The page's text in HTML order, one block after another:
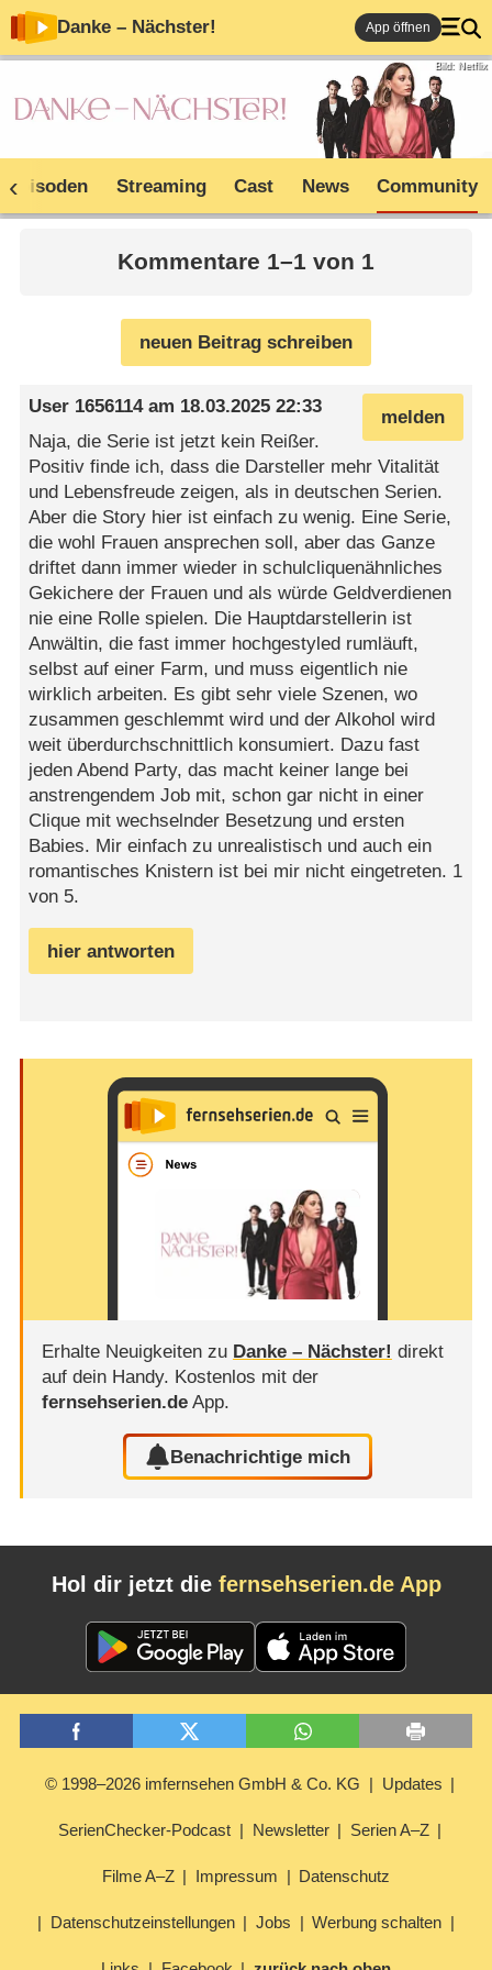
Danke – Nächster! App öffnen
Bild: Netflix
Episoden Streaming Cast News Community
Kommentare 1–1 von 1
neuen Beitrag schreiben
melden
User 1656114am 18.03.2025 22:33
Naja, die Serie ist jetzt kein Reißer.
Positiv finde ich, dass die Darsteller mehr Vitalität
und Lebensfreude zeigen, als in deutschen Serien.
Aber die Story hier ist einfach zu wenig. Eine Serie,
die wohl Frauen ansprechen soll, aber das Ganze
driftet dann immer wieder in schulcliquenähnliches
Gekichere der Frauen und als würde Geldverdienen
nie eine Rolle spielen. Die Hauptdarstellerin ist
Anwältin, die fast immer hochgestyled rumläuft,
selbst auf einer Farm, und muss eigentlich nie
wirklich arbeiten. Es gibt sehr viele Szenen, wo
zusammen geschlemmt wird und der Alkohol wird
weit überdurchschnittlich konsumiert. Dazu fast
jeden Abend Party, das macht keiner lange bei
anstrengendem Job mit, schon gar nicht in einer
Clique mit wechselnder Besetzung und ersten
Babies. Mir einfach zu unrealistisch und auch ein
romantisches Knistern ist bei mir nicht eingetreten. 1
von 5.
hier antworten
Erhalte Neuigkeiten zu Danke – Nächster! direkt
auf dein Handy. Kostenlos mit der
fernsehserien.deApp.
Benachrichtige mich
Hol dir jetzt die fernsehserien.de App
© 1998–2026 imfernsehen GmbH & Co. KG Updates
SerienChecker-Podcast Newsletter Serien A–Z
Filme A–Z Impressum Datenschutz
Datenschutzeinstellungen Jobs Werbung schalten